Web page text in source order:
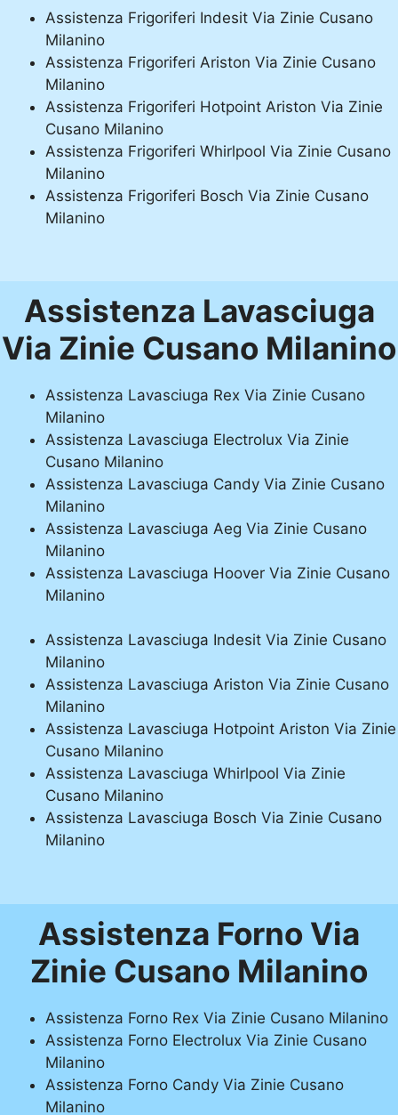
Assistenza Frigoriferi Indesit Via Zinie Cusano
Milanino
Assistenza Frigoriferi Ariston Via Zinie Cusano
Milanino
Assistenza Frigoriferi Hotpoint Ariston Via Zinie
Cusano Milanino
Assistenza Frigoriferi Whirlpool Via Zinie Cusano
Milanino
Assistenza Frigoriferi Bosch Via Zinie Cusano
Milanino
Assistenza Lavasciuga
Via Zinie Cusano Milanino
Assistenza Lavasciuga Rex Via Zinie Cusano
Milanino
Assistenza Lavasciuga Electrolux Via Zinie
Cusano Milanino
Assistenza Lavasciuga Candy Via Zinie Cusano
Milanino
Assistenza Lavasciuga Aeg Via Zinie Cusano
Milanino
Assistenza Lavasciuga Hoover Via Zinie Cusano
Milanino
Assistenza Lavasciuga Indesit Via Zinie Cusano
Milanino
Assistenza Lavasciuga Ariston Via Zinie Cusano
Milanino
Assistenza Lavasciuga Hotpoint Ariston Via Zinie
Cusano Milanino
Assistenza Lavasciuga Whirlpool Via Zinie
Cusano Milanino
Assistenza Lavasciuga Bosch Via Zinie Cusano
Milanino
Assistenza Forno Via
Zinie Cusano Milanino
Assistenza Forno Rex Via Zinie Cusano Milanino
Assistenza Forno Electrolux Via Zinie Cusano
Milanino
Assistenza Forno Candy Via Zinie Cusano
Milanino